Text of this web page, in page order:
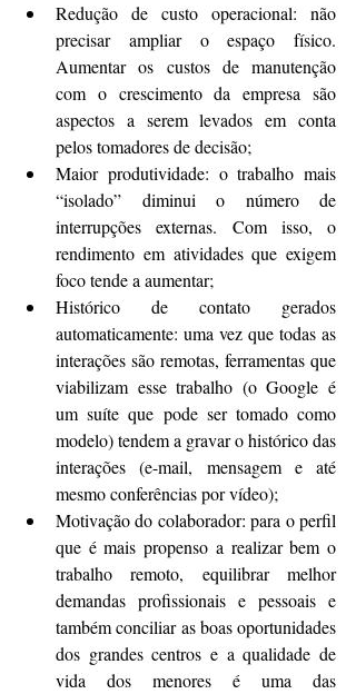
Redução de custo operacional: não
precisar ampliar o espaço físico.
Aumentar os custos de manutenção
com o crescimento da empresa são
aspectos a serem levados em conta
pelos tomadores de decisão;
Maior produtividade: o trabalho mais
“isolado” diminui o número de
interrupções externas. Com isso, o
rendimento em atividades que exigem
foco tende a aumentar;
Histórico de contato gerados
automaticamente: uma vez que todas as
interações são remotas, ferramentas que
viabilizam esse trabalho (o Google é
um suíte que pode ser tomado como
modelo) tendem a gravar o histórico das
interações (e-mail, mensagem e até
mesmo conferências por vídeo);
Motivação do colaborador: para o perfil
que é mais propenso a realizar bem o
trabalho remoto, equilibrar melhor
demandas profissionais e pessoais e
também conciliar as boas oportunidades
dos grandes centros e a qualidade de
vida dos menores é uma das